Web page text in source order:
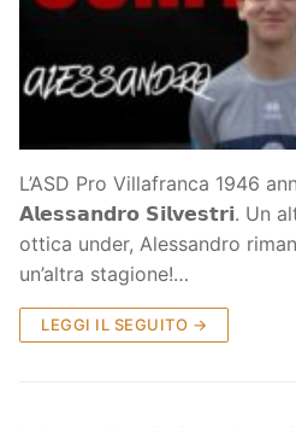
L’ASD Pro Villafranca 1946
𝗔𝗹𝗲𝘀𝘀𝗮𝗻𝗱𝗿𝗼 𝗦𝗶𝗹𝘃𝗲𝘀𝘁𝗿𝗶. Un
ottica under, Alessandro
un’altra stagione!…
LEGGI IL SEGUITO →